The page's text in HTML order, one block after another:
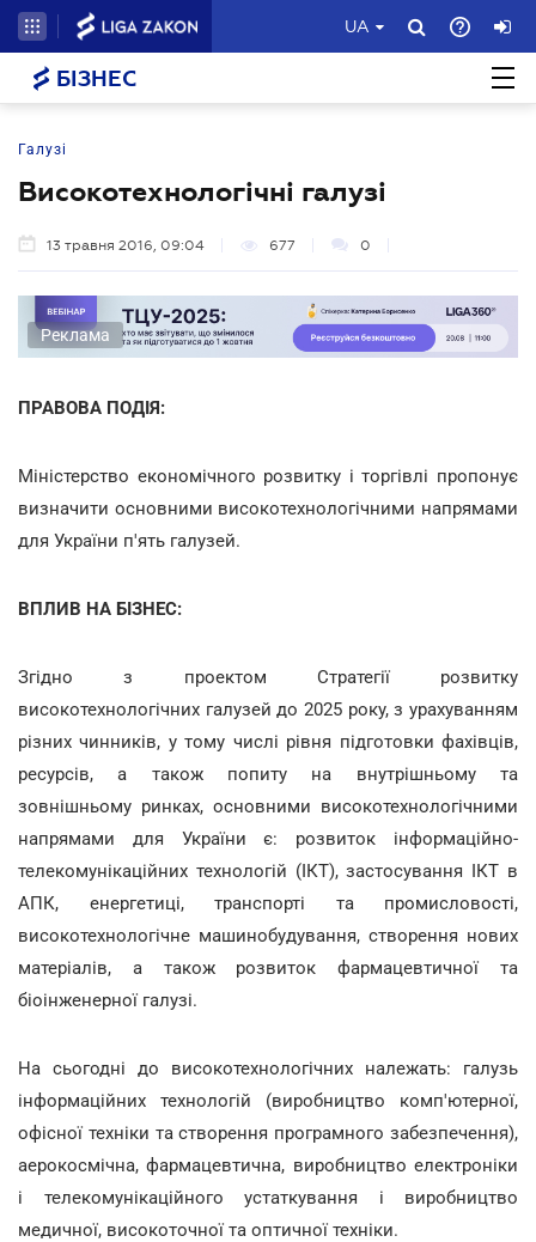
UA
БІЗНЕС
Галузі
Високотехнологічні галузі
13 травня 2016, 09:04 677 0
Реклама
ПРАВОВА ПОДІЯ:
Міністерство економічного розвитку і торгівлі пропонує
визначити основними високотехнологічними напрямами
для України п'ять галузей.
ВПЛИВ НА БІЗНЕС:
Згідно з проектом Стратегії розвитку
високотехнологічних галузей до 2025 року, з урахуванням
різних чинників, у тому числі рівня підготовки фахівців,
ресурсів, а також попиту на внутрішньому та
зовнішньому ринках, основними високотехнологічними
напрямами для України є: розвиток інформаційно-
телекомунікаційних технологій (ІКТ), застосування ІКТ в
АПК, енергетиці, транспорті та промисловості,
високотехнологічне машинобудування, створення нових
матеріалів, а також розвиток фармацевтичної та
біоінженерної галузі.
На сьогодні до високотехнологічних належать: галузь
інформаційних технологій (виробництво комп'ютерної,
офісної техніки та створення програмного забезпечення),
аерокосмічна, фармацевтична, виробництво електроніки
і телекомунікаційного устаткування і виробництво
медичної, високоточної та оптичної техніки.